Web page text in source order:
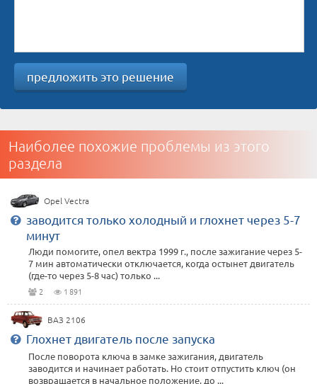
предложить это решение
Наиболее похожие проблемы из этого
раздела
Opel Vectra
заводится только холодный и глохнет через 5-7
минут
Люди помогите, опел вектра 1999 г., после зажигание через 5-
7 мин автоматически отключается, когда остынет двигатель
(где-то через 5-8 час) только ...
2 1 891
ВАЗ 2106
Глохнет двигатель после запуска
После поворота ключа в замке зажигания, двигатель
заводится и начинает работать. Но стоит отпустить ключ (он
возвращается в начальное положение, до ...